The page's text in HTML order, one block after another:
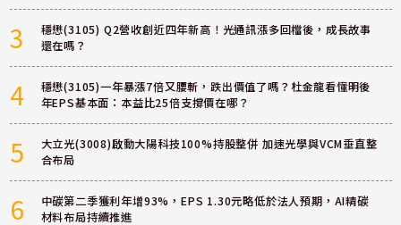
3
穩懋(3105) Q2營收創近四年新高！光通訊漲多回檔後，成長故事
還在嗎？
4
穩懋(3105)一年暴漲7倍又腰斬，跌出價值了嗎？杜金龍看懂明後
年EPS基本面：本益比25倍支撐價在哪？
5
大立光(3008)啟動大陽科技100%持股整併 加速光學與VCM垂直整
合布局
6
中碳第二季獲利年增93%，EPS 1.30元略低於法人預期，AI精碳
材料布局持續推進